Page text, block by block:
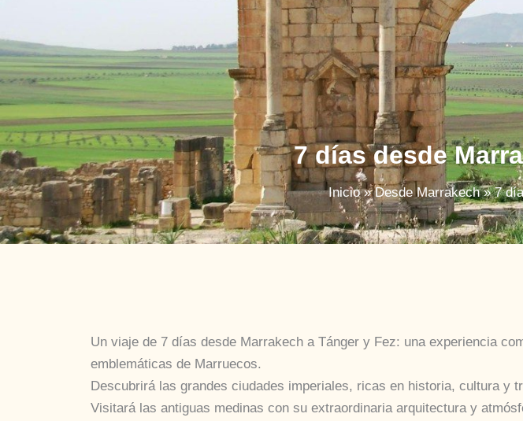
7 días desde
Inicio Desde Marrakech 7
Un viaje de 7 días desde Marrakech a Tánger y Fez: una experiencia
emblemáticas de Marruecos.
Descubrirá las grandes ciudades imperiales, ricas en historia, cultura y
Visitará las antiguas medinas con su extraordinaria arquitectura y